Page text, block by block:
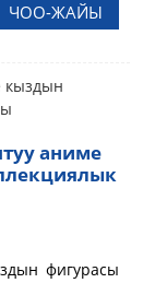
ЧОО-ЖАЙЫ
аниме
фигурасы